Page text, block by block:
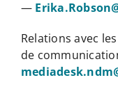
—
Relations avec
de